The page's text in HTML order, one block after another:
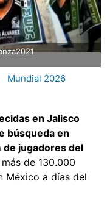
Mundial 2026
en Jalisco
búsqueda en
de jugadores del
de 130.000
México a días del